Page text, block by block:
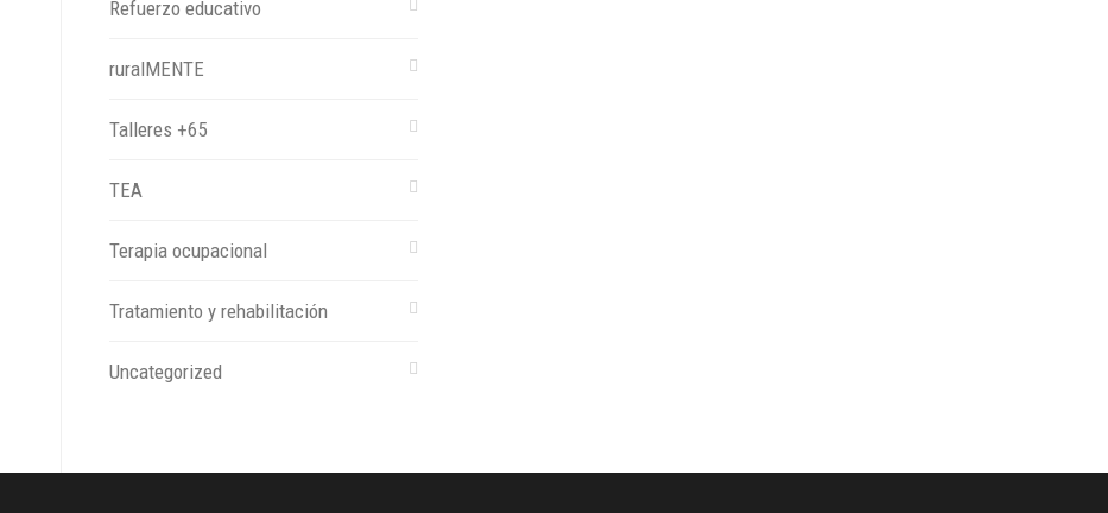
Refuerzo educativo
ruralMENTE
Talleres +65
TEA
Terapia ocupacional
Tratamiento y rehabilitación
Uncategorized